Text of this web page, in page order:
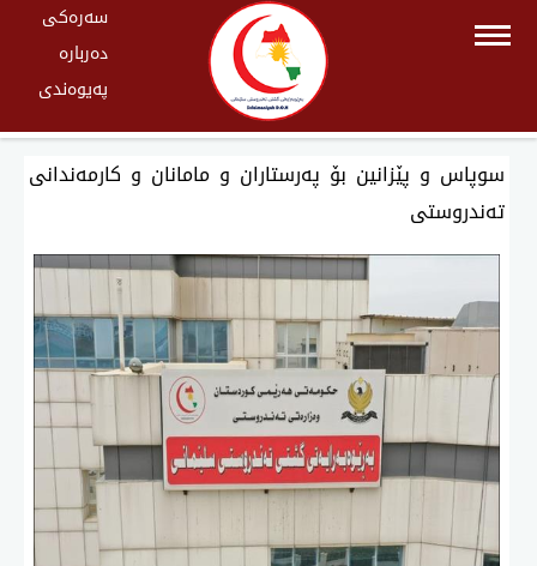
سەرەکی
دەربارە
پەیوەندی
سوپاس و پێزانین بۆ پەرستاران و مامانان و كارمەندانی
تەندروستی